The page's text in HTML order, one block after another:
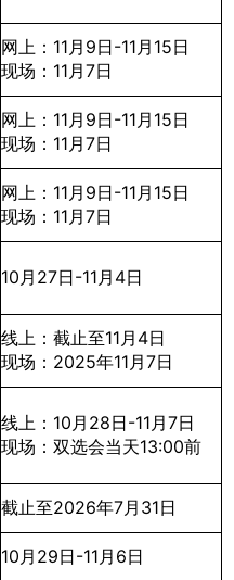
网上：11月9日-11月15日
现场：11月7日
网上：11月9日-11月15日
现场：11月7日
网上：11月9日-11月15日
现场：11月7日
10月27日-11月4日
线上：截止至11月4日
现场：2025年11月7日
线上：10月28日-11月7日
现场：双选会当天13:00前
截止至2026年7月31日
10月29日-11月6日